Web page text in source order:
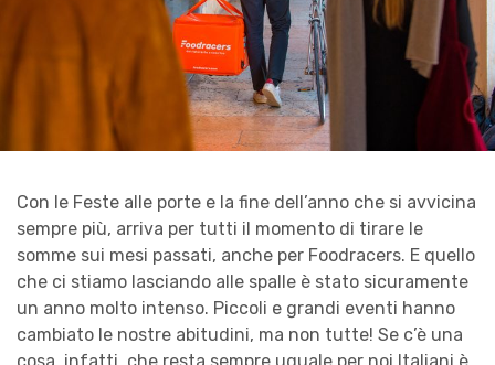
Con le Feste alle porte e la fine dell’anno che si avvicina
sempre più, arriva per tutti il momento di tirare le
somme sui mesi passati, anche per Foodracers. E quello
che ci stiamo lasciando alle spalle è stato sicuramente
un anno molto intenso. Piccoli e grandi eventi hanno
cambiato le nostre abitudini, ma non tutte! Se c’è una
cosa, infatti, che resta sempre uguale per noi Italiani è